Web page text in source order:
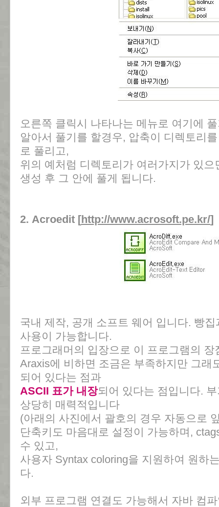
오른쪽 클릭시 나타나는 메뉴로 여기에
알아서 풀기를 할경우, 압축이 디렉토리
로 풀리고,
위의 예처럼 디렉토리가 여러가지가 있
생성 후 그 안에 풀게 됩니다.
2. Acroedit [http://www.acrosoft.pe.kr/]
국내 제작, 공개 소프트 웨어 입니다. 빵
사용이 가능합니다.
프로그래머의 입장으로 이 프로그램의 장
Araxis에 비하면 조금은 부족하지만 그래
되어 있다는 점과
ASCII 표가 내장되어 있다는 점입니다.
상당히 매력적입니다
(아래의 사진에서 괄호의 경우 자동으로
단축키도 마음대로 설정이 가능하며,
수 있고,
사용자 Syntax coloring을 지원하여 원하
다.
외부 프로그램 연결도 가능해서 자바 컴